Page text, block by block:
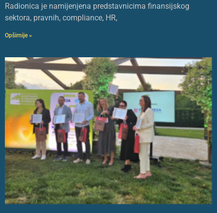
Radionica je namijenjena predstavnicima finansijskog
sektora, pravnih, compliance, HR,
Opširnije »